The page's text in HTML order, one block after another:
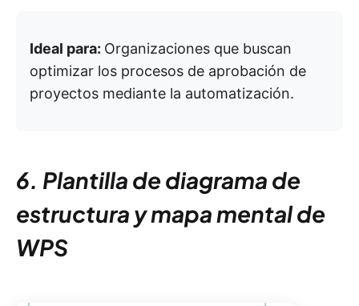
Ideal para: Organizaciones que buscan
optimizar los procesos de aprobación de
proyectos mediante la automatización.
6. Plantilla de diagrama de
estructura y mapa mental de
WPS